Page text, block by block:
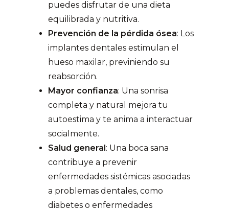
puedes disfrutar de una dieta
equilibrada y nutritiva.
Prevención de la pérdida ósea: Los
implantes dentales estimulan el
hueso maxilar, previniendo su
reabsorción.
Mayor confianza: Una sonrisa
completa y natural mejora tu
autoestima y te anima a interactuar
socialmente.
Salud general: Una boca sana
contribuye a prevenir
enfermedades sistémicas asociadas
a problemas dentales, como
diabetes o enfermedades